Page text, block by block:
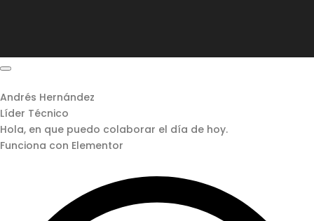
Andrés Hernández
Líder Técnico
Hola, en que puedo colaborar el día de hoy.
Funciona con Elementor